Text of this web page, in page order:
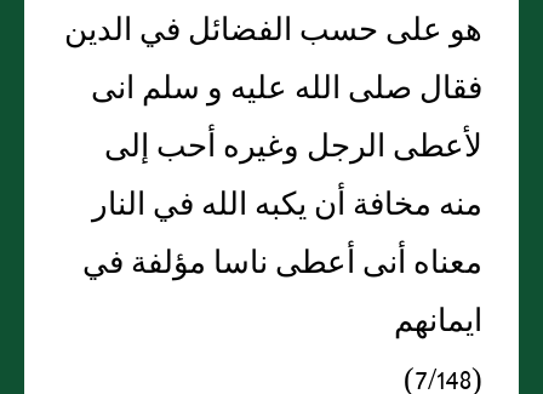
هو على حسب الفضائل في الدين
فقال صلى الله عليه و سلم انى
لأعطى الرجل وغيره أحب إلى
منه مخافة أن يكبه الله في النار
معناه أنى أعطى ناسا مؤلفة في
ايمانهم
(7/148)